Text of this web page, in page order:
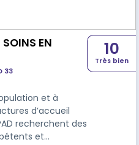
EN
33
et à
d’accueil
recherchent des
et
10
Très bien